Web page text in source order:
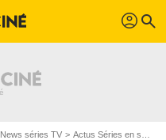
profil search
News séries TV Actus Séries en streaming